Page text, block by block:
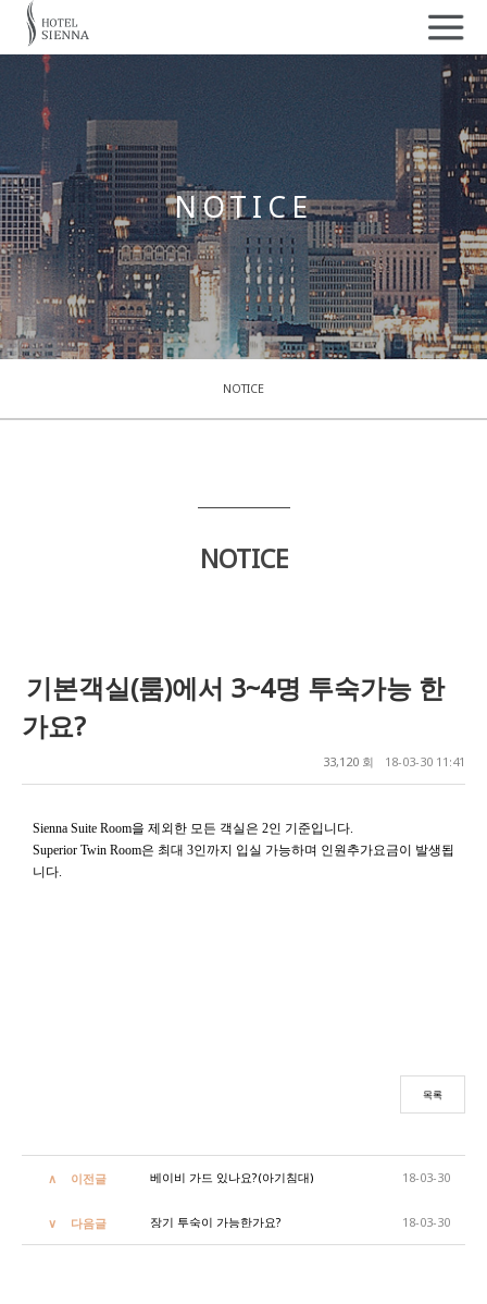
NOTICE
NOTICE
NOTICE
기본객실(룸)에서 3~4명 투숙가능 한
가요?
33,120 회 18-03-30 11:41
Sienna Suite Room을 제외한 모든 객실은 2인 기준입니다.
Superior Twin Room은 최대 3인까지 입실 가능하며 인원추가요금이 발생됩
니다.
목록
이전글 베이비 가드 있나요?(아기침대) 18-03-30
다음글 장기 투숙이 가능한가요? 18-03-30